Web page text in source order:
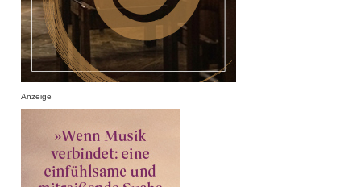
Anzeige